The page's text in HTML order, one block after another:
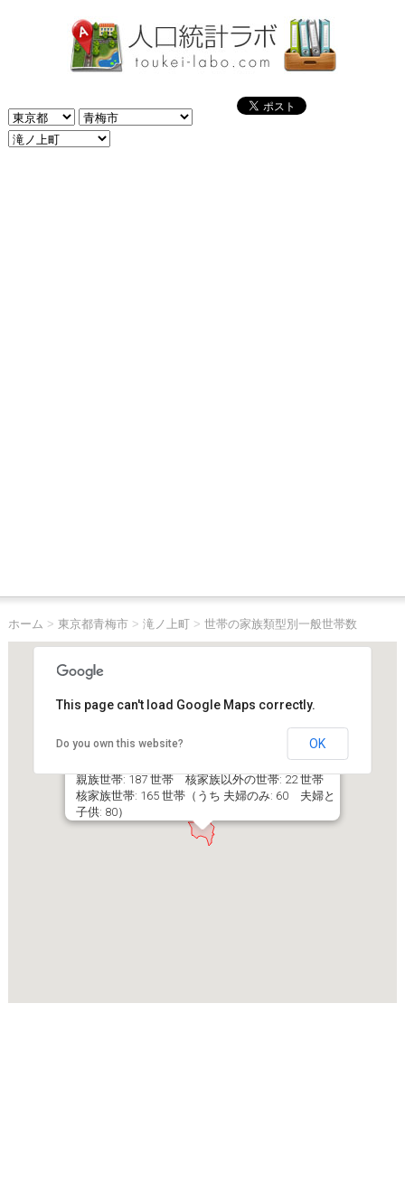
ホーム > 東京都青梅市> 滝ノ上町> 世帯の家族類型別一般世帯数
東京都青梅市滝ノ上町
親族世帯: 187 世帯 核家族以外の世帯: 22 世帯
核家族世帯: 165 世帯（うち 夫婦のみ: 60 夫婦と
子供: 80）
This page can't load Google Maps correctly.
Do you own this website? OK